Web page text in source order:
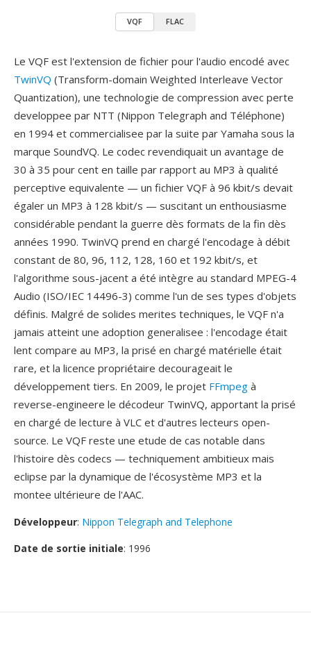
VQF FLAC
Le VQF est l'extension de fichier pour l'audio encodé avec
TwinVQ (Transform-domain Weighted Interleave Vector
Quantization), une technologie de compression avec perte
developpee par NTT (Nippon Telegraph and Téléphone)
en 1994 et commercialisee par la suite par Yamaha sous la
marque SoundVQ. Le codec revendiquait un avantage de
30 à 35 pour cent en taille par rapport au MP3 à qualité
perceptive equivalente — un fichier VQF à 96 kbit/s devait
égaler un MP3 à 128 kbit/s — suscitant un enthousiasme
considérable pendant la guerre dès formats de la fin dès
années 1990. TwinVQ prend en chargé l'encodage à débit
constant de 80, 96, 112, 128, 160 et 192 kbit/s, et
l'algorithme sous-jacent a été intègre au standard MPEG-4
Audio (ISO/IEC 14496-3) comme l'un de ses types d'objets
définis. Malgré de solides merites techniques, le VQF n'a
jamais atteint une adoption generalisee : l'encodage était
lent compare au MP3, la prisé en chargé matérielle était
rare, et la licence propriétaire decourageait le
développement tiers. En 2009, le projet FFmpeg à
reverse-engineere le décodeur TwinVQ, apportant la prisé
en chargé de lecture à VLC et d'autres lecteurs open-
source. Le VQF reste une etude de cas notable dans
l'histoire dès codecs — techniquement ambitieux mais
eclipse par la dynamique de l'écosystème MP3 et la
montee ultérieure de l'AAC.
Développeur: Nippon Telegraph and Telephone
Date de sortie initiale: 1996